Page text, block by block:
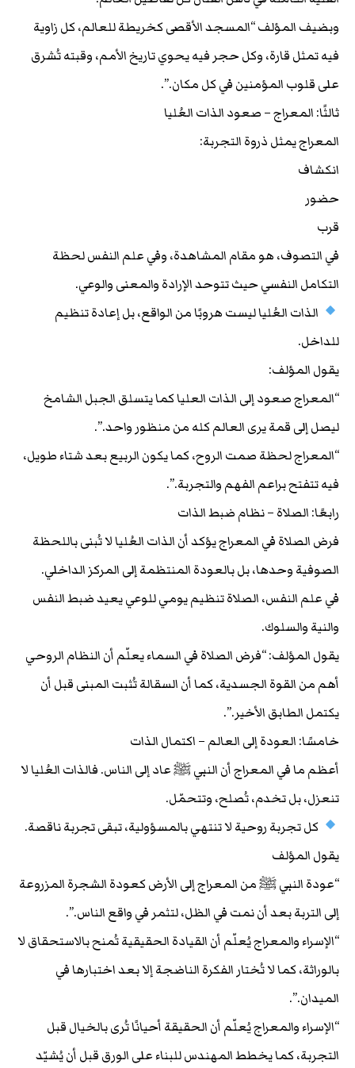
وبضيف المؤلف “المسجد الأقصى كخريطة للعالم، كل زاوية
فيه تمثل قارة، وكل حجر فيه يحوي تاريخ الأمم، وقبته تُشرق
على قلوب المؤمنين في كل مكان.”.
ثالثًا: المعراج – صعود الذات العُليا
المعراج يمثل ذروة التجربة:
انكشاف
حضور
قرب
في التصوف، هو مقام المشاهدة، وفي علم النفس لحظة
التكامل النفسي حيث تتوحد الإرادة والمعنى والوعي.
الذات العُليا ليست هروبًا من الواقع، بل إعادة تنظيم
للداخل.
يقول المؤلف:
“المعراج صعود إلى الذات العليا كما يتسلق الجبل الشامخ
ليصل إلى قمة يرى العالم كله من منظور واحد.”.
“المعراج لحظة صمت الروح، كما يكون الربيع بعد شتاء طويل،
فيه تتفتح براعم الفهم والتجربة.”.
رابعًا: الصلاة – نظام ضبط الذات
فرض الصلاة في المعراج يؤكد أن الذات العُليا لا تُبنى باللحظة
الصوفية وحدها، بل بالعودة المنتظمة إلى المركز الداخلي.
في علم النفس، الصلاة تنظيم يومي للوعي يعيد ضبط النفس
والنية والسلوك.
يقول المؤلف: “فرض الصلاة في السماء يعلّم أن النظام الروحي
أهم من القوة الجسدية، كما أن السقالة تُثبت المبنى قبل أن
يكتمل الطابق الأخير.”.
خامسًا: العودة إلى العالم – اكتمال الذات
أعظم ما في المعراج أن النبي ﷺ عاد إلى الناس. فالذات العُليا لا
تنعزل، بل تخدم، تُصلح، وتتحمّل.
كل تجربة روحية لا تنتهي بالمسؤولية، تبقى تجربة ناقصة.
يقول المؤلف
“عودة النبي ﷺ من المعراج إلى الأرض كعودة الشجرة المزروعة
إلى التربة بعد أن نمت في الظل، لتثمر في واقع الناس.”.
“الإسراء والمعراج يُعلّم أن القيادة الحقيقية تُمنح بالاستحقاق لا
بالوراثة، كما لا تُختار الفكرة الناضجة إلا بعد اختبارها في
الميدان.”.
“الإسراء والمعراج يُعلّم أن الحقيقة أحيانًا تُرى بالخيال قبل
التجربة، كما يخطط المهندس للبناء على الورق قبل أن يُشيّد